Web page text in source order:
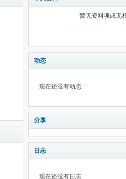
暂无资料项或无
动态
现在还没有动态
分享
日志
现在还没有日志